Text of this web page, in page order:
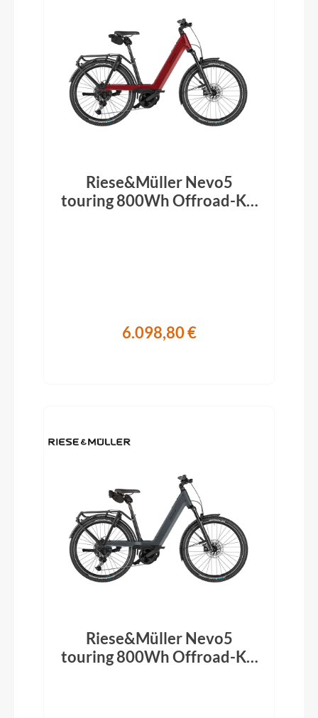
Riese&Müller Nevo5
touring 800Wh Offroad-Kit
6.098,80 €
Riese&Müller Nevo5
touring 800Wh Offroad-Kit